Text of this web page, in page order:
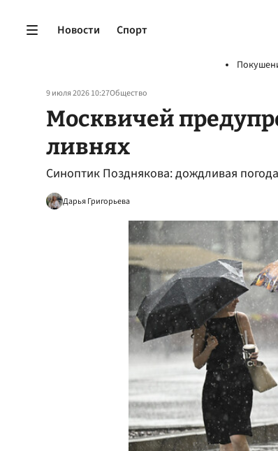
Новости Спорт
9 июля 2026 10:27Общество
Москвичей
ливнях
Синоптик Позднякова: дождливая
Дарья Григорьева